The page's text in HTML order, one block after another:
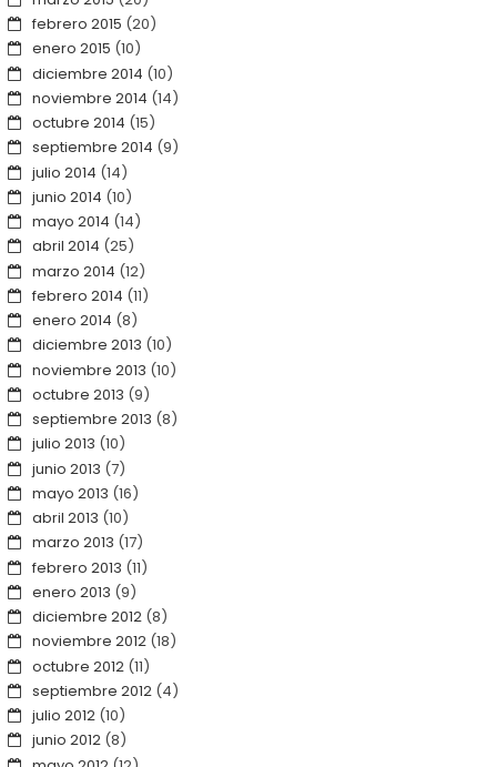
febrero 2015 (20)
enero 2015 (10)
diciembre 2014 (10)
noviembre 2014 (14)
octubre 2014 (15)
septiembre 2014 (9)
julio 2014 (14)
junio 2014 (10)
mayo 2014 (14)
abril 2014 (25)
marzo 2014 (12)
febrero 2014 (11)
enero 2014 (8)
diciembre 2013 (10)
noviembre 2013 (10)
octubre 2013 (9)
septiembre 2013 (8)
julio 2013 (10)
junio 2013 (7)
mayo 2013 (16)
abril 2013 (10)
marzo 2013 (17)
febrero 2013 (11)
enero 2013 (9)
diciembre 2012(8)
noviembre 2012(18)
octubre 2012(11)
septiembre 2012(4)
julio 2012(10)
junio 2012(8)